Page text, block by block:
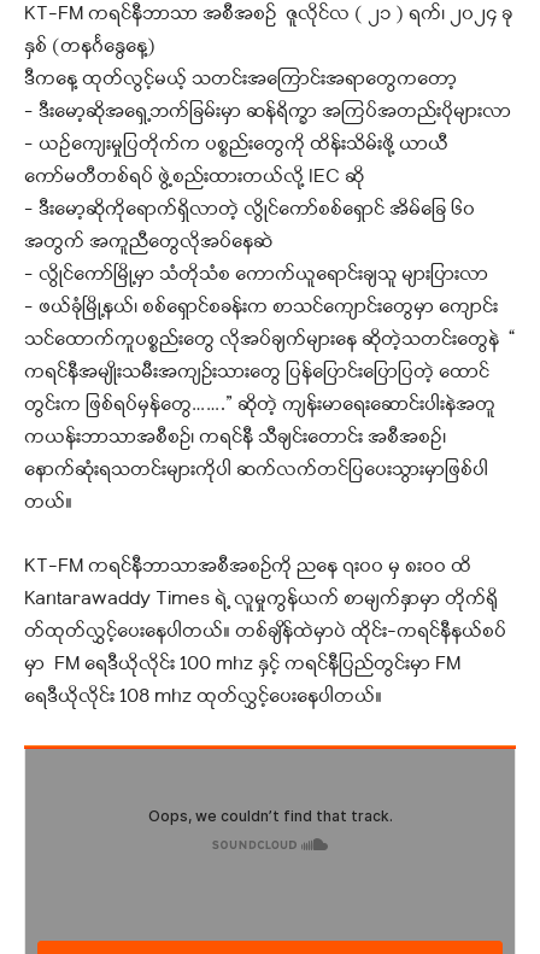
KT-FM ကရင်နီဘာသာ အစီအစဉ် ဇူလိုင်လ ( ၂၁ ) ရက်၊ ၂၀၂၄ ခု
နှစ် (တနင်္ဂနွေနေ့)
ဒီကနေ့ ထုတ်လွင့်မယ့် သတင်းအကြောင်းအရာတွေကတော့
– ဒီးမော့ဆိုအရှေ့ဘက်ခြမ်းမှာ ဆန်ရိက္ခာ အကြပ်အတည်းပိုများလာ
– ယဥ်ကျေးမှုပြတိုက်က ပစ္စည်းတွေကို ထိန်းသိမ်းဖို့ ယာယီ
ကော်မတီတစ်ရပ် ဖွဲ့စည်းထားတယ်လို့ IEC ဆို
– ဒီးမော့ဆိုကိုရောက်ရှိလာတဲ့ လွိုင်ကော်စစ်ရှောင် အိမ်ခြေ ၆၀
အတွက် အကူညီတွေလိုအပ်နေဆဲ
– လွိုင်ကော်မြို့မှာ သံတိုသံစ ကောက်ယူရောင်းချသူ များပြားလာ
– ဖယ်ခုံမြို့နယ်၊ စစ်ရှောင်စခန်းက စာသင်ကျောင်းတွေမှာ ‌ကျောင်း
သင်ထောက်ကူပစ္စည်းတွေ လိုအပ်ချက်များနေ ဆိုတဲ့သတင်းတွေနဲ “
ကရင်နီအမျိုးသမီးအကျဉ်းသားတွေ ပြန်ပြောင်းပြောပြတဲ့ ထောင်
တွင်းက ဖြစ်ရပ်မှန်တွေ…….” ဆိုတဲ့ ကျန်းမာရေးဆောင်းပါးနဲအ‌တူ
ကယန်းဘာသာအစီစဉ်၊ ကရင်နီ သီချင်းတောင်း အစီအစဥ်၊
နောက်ဆုံးရသတင်းများကိုပါ ဆက်လက်တင်ပြပေးသွားမှာဖြစ်ပါ
တယ်။
KT-FM ကရင်နီဘာသာအစီအစဉ်ကို ညနေ ၇း၀၀ မှ ၈းဝဝ ထိ
Kantarawaddy Times ရဲ့ လူမှုကွန်ယက် စာမျက်နှာမှာ တိုက်ရို
တ်ထုတ်လွှင့်ပေးနေပါတယ်။ တစ်ချိန်ထဲမှာပဲ ထိုင်း-ကရင်နီနယ်စပ်
မှာ FM ရေဒီယိုလိုင်း 100 mhz နှင့် ကရင်နီပြည်တွင်းမှာ FM
ရေဒီယိုလိုင်း 108 mhz ထုတ်လွှင့်ပေးနေပါတယ်။